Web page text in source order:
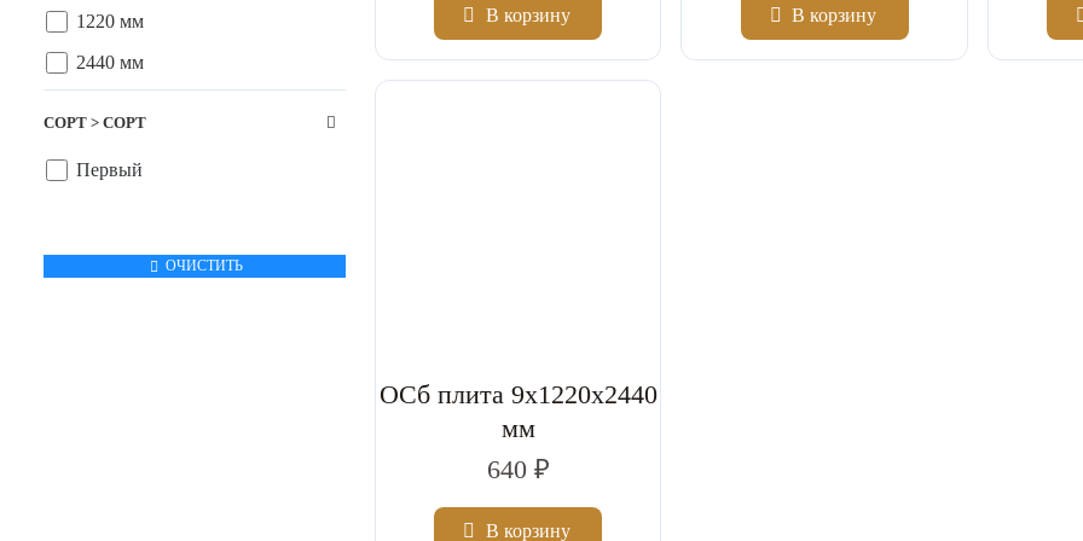
1220 мм
2440 мм
СОРТ > СОРТ
Первый
ОЧИСТИТЬ
В корзину В корзину
ОСб плита 9x1220x2440
мм
640 ₽
В корзину